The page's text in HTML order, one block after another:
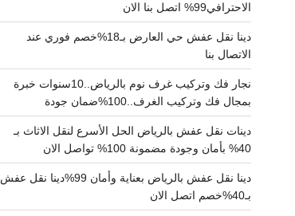
الاحترافي99% اتصل بنا الان
دينا نقل عفش حي العارض بـ18%خصم فوري عند
الاتصال بنا
نجار فك وتركيب غرف نوم بالرياض..10سنوات خبرة
بمجال فك وتركيب الغرف..100%ضمان جودة
دينات نقل عفش بالرياض الحل الأسرع لنقل الاثاث بـ
40% بأمان وجودة مضمونة 100% تواصل الان
دينا نقل عفش بالرياض بعناية وأمان 99%دينا نقل عفش
بـ40%خصم اتصل الان